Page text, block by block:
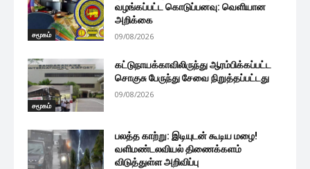
சமூகம்
வழங்கப்பட்ட கொடுப்பனவு: வெளியான
அறிக்கை
09/08/2026
சமூகம்
கட்டுநாயக்காவிலிருந்து ஆரம்பிக்கப்பட்ட
சொகுசு பேருந்து சேவை நிறுத்தப்பட்டது
09/08/2026
பலத்த காற்று: இடியுடன் கூடிய மழை!
வளிமண்டலவியல் திணைக்களம்
விடுத்துள்ள அறிவிப்பு